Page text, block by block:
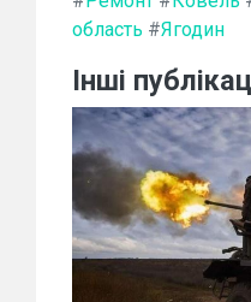
область #Ягодин
Інші